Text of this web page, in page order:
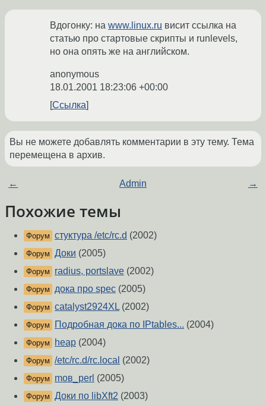
Вдогонку: на www.linux.ru висит ссылка на
статью про стартовые скрипты и runlevels,
но она опять же на английском.
anonymous
18.01.2001 18:23:06 +00:00
Ссылка
Вы не можете добавлять комментарии в эту тему. Тема
перемещена в архив.
← Admin →
Похожие темы
Форум стуктура /etc/rc.d (2002)
Форум Доки (2005)
Форум radius, portslave (2002)
Форум дока про spec (2005)
Форум catalyst2924XL (2002)
Форум Подробная дока по IPtables... (2004)
Форум heap (2004)
Форум /etc/rc.d/rc.local (2002)
Форум moв_perl (2005)
Форум Доки по libXft2 (2003)